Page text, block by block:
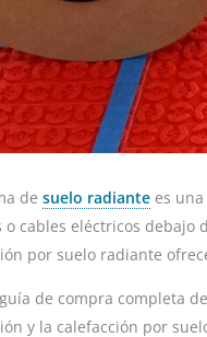
de suelo radiante es
cables eléctricos debajo
por suelo radiante
de compra completa
y la calefacción por